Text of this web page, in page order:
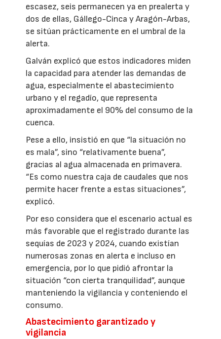
escasez, seis permanecen ya en prealerta y
dos de ellas, Gállego-Cinca y Aragón-Arbas,
se sitúan prácticamente en el umbral de la
alerta.
Galván explicó que estos indicadores miden
la capacidad para atender las demandas de
agua, especialmente el abastecimiento
urbano y el regadío, que representa
aproximadamente el 90% del consumo de la
cuenca.
Pese a ello, insistió en que “la situación no
es mala”, sino “relativamente buena”,
gracias al agua almacenada en primavera.
“Es como nuestra caja de caudales que nos
permite hacer frente a estas situaciones”,
explicó.
Por eso considera que el escenario actual es
más favorable que el registrado durante las
sequías de 2023 y 2024, cuando existían
numerosas zonas en alerta e incluso en
emergencia, por lo que pidió afrontar la
situación “con cierta tranquilidad”, aunque
manteniendo la vigilancia y conteniendo el
consumo.
Abastecimiento garantizado y
vigilancia